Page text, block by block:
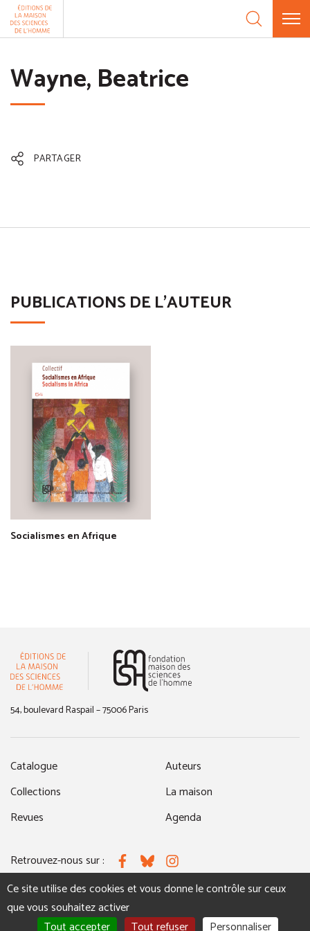
Aller au contenu
Wayne, Beatrice
PARTAGER
PUBLICATIONS DE L'AUTEUR
Socialismes en Afrique
54, boulevard Raspail – 75006 Paris
Catalogue
Collections
Revues
Auteurs
La maison
Agenda
Retrouvez-nous sur : FacebookBlueskyInstagram
MENTIONS LÉGALES NOUS CONTACTER
Panneau de gestion des cookies
Ce site utilise des cookies et vous donne le contrôle sur ceux
que vous souhaitez activer
Tout accepter
Tout refuser Personnaliser